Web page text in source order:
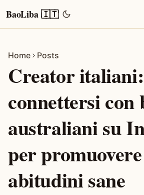
BaoLiba 🇮🇹
Home Posts
Creator
connettersi con
australiani su
per promuovere
abitudini sane